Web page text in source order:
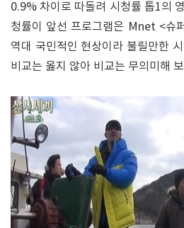
0.9% 차이로 따돌려 시청률 톱1의
청률이 앞선 프로그램은 Mnet <슈
역대 국민적인 현상이라 불릴만한
비교는 옳지 않아 비교는 무의미해